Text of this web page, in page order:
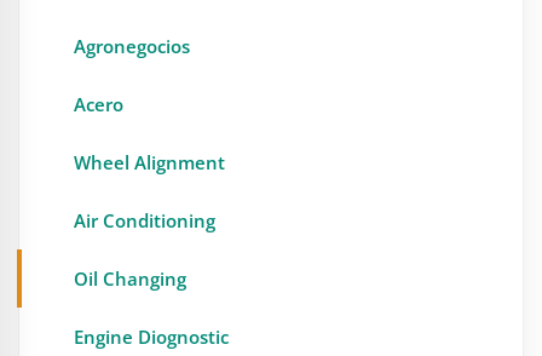
Agronegocios
Acero
Wheel Alignment
Air Conditioning
Oil Changing
Engine Diognostic